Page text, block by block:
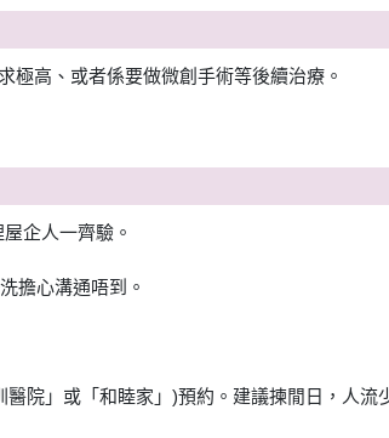
極高、或者係要做微創手術等後續治療。
企人一齊驗。
擔心溝通唔到。
院」或「和睦家」)預約。建議揀閒日，人流